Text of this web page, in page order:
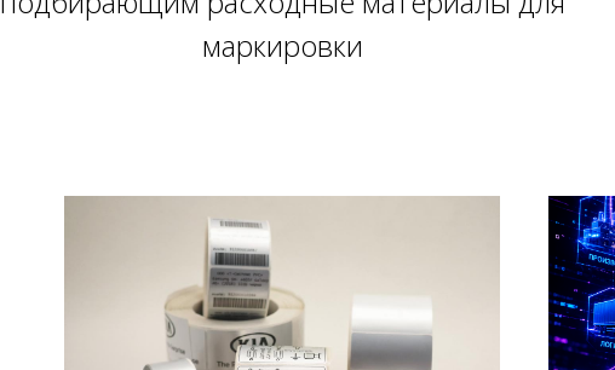
маркировки